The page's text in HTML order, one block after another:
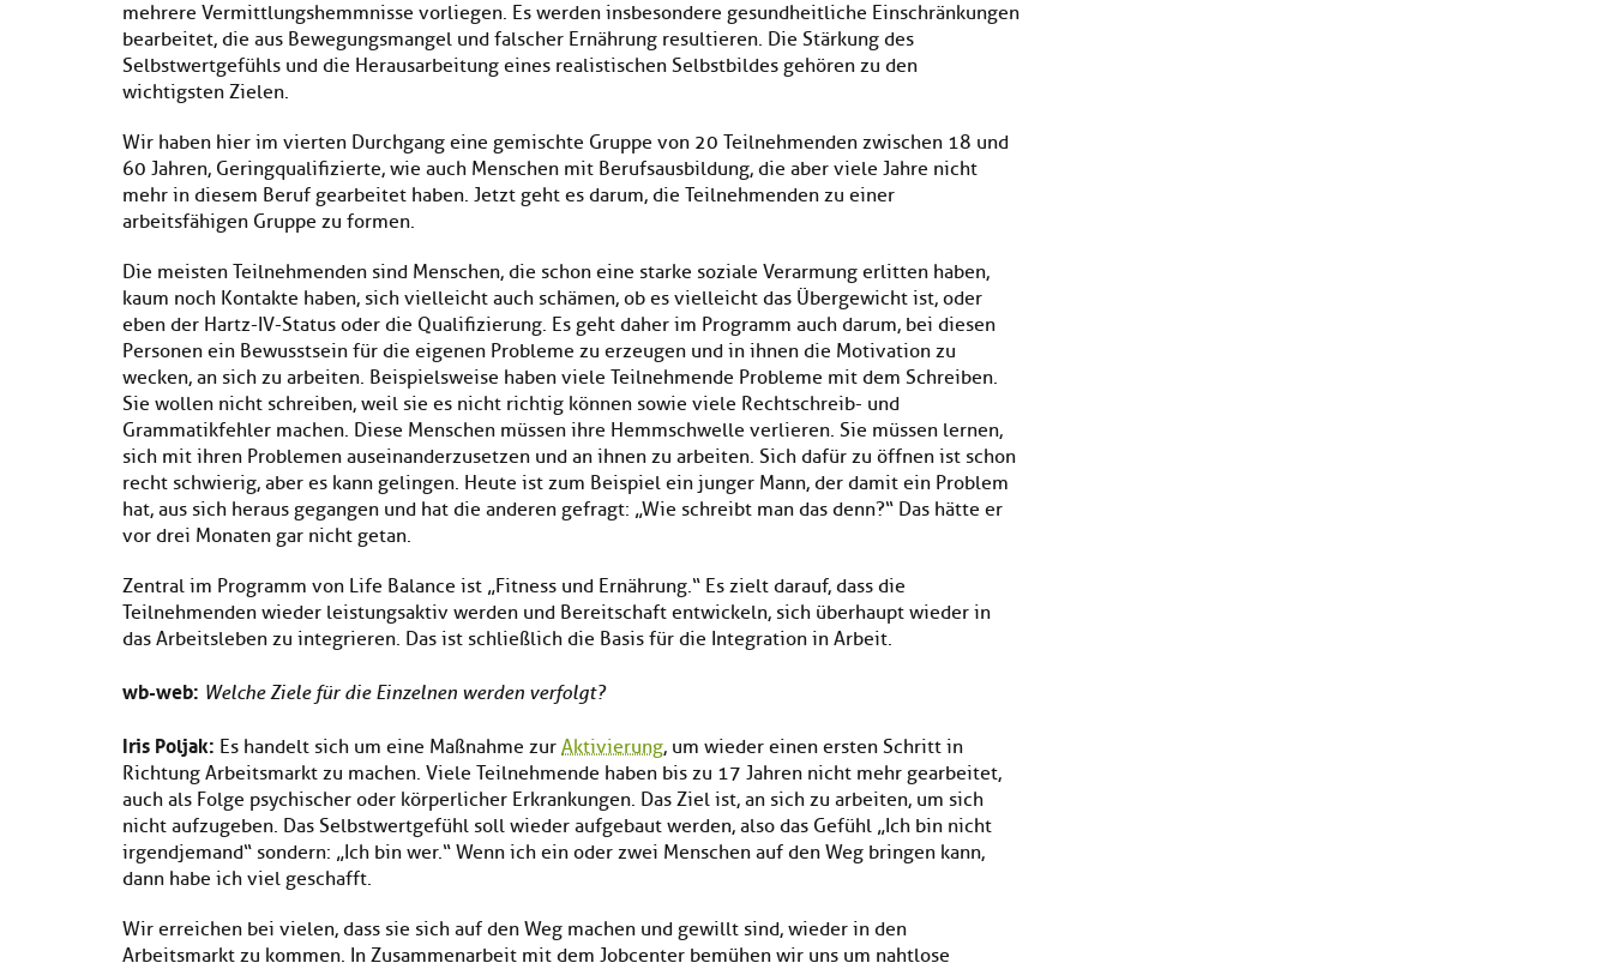
mehrere Vermittlungshemmnisse vorliegen. Es werden insbesondere gesundheitliche Einschränkungen
bearbeitet, die aus Bewegungsmangel und falscher Ernährung resultieren. Die Stärkung des
Selbstwertgefühls und die Herausarbeitung eines realistischen Selbstbildes gehören zu den
wichtigsten Zielen.
Wir haben hier im vierten Durchgang eine gemischte Gruppe von 20 Teilnehmenden zwischen 18 und
60 Jahren, Geringqualifizierte, wie auch Menschen mit Berufsausbildung, die aber viele Jahre nicht
mehr in diesem Beruf gearbeitet haben. Jetzt geht es darum, die Teilnehmenden zu einer
arbeitsfähigen Gruppe zu formen.
Die meisten Teilnehmenden sind Menschen, die schon eine starke soziale Verarmung erlitten haben,
kaum noch Kontakte haben, sich vielleicht auch schämen, ob es vielleicht das Übergewicht ist, oder
eben der Hartz-IV-Status oder die Qualifizierung. Es geht daher im Programm auch darum, bei diesen
Personen ein Bewusstsein für die eigenen Probleme zu erzeugen und in ihnen die Motivation zu
wecken, an sich zu arbeiten. Beispielsweise haben viele Teilnehmende Probleme mit dem Schreiben.
Sie wollen nicht schreiben, weil sie es nicht richtig können sowie viele Rechtschreib- und
Grammatikfehler machen. Diese Menschen müssen ihre Hemmschwelle verlieren. Sie müssen lernen,
sich mit ihren Problemen auseinanderzusetzen und an ihnen zu arbeiten. Sich dafür zu öffnen ist schon
recht schwierig, aber es kann gelingen. Heute ist zum Beispiel ein junger Mann, der damit ein Problem
hat, aus sich heraus gegangen und hat die anderen gefragt: „Wie schreibt man das denn?“ Das hätte er
vor drei Monaten gar nicht getan.
Zentral im Programm von Life Balance ist „Fitness und Ernährung.“ Es zielt darauf, dass die
Teilnehmenden wieder leistungsaktiv werden und Bereitschaft entwickeln, sich überhaupt wieder in
das Arbeitsleben zu integrieren. Das ist schließlich die Basis für die Integration in Arbeit.
wb-web: Welche Ziele für die Einzelnen werden verfolgt?
Iris Poljak: Es handelt sich um eine Maßnahme zur Aktivierung, um wieder einen ersten Schritt in
Richtung Arbeitsmarkt zu machen. Viele Teilnehmende haben bis zu 17 Jahren nicht mehr gearbeitet,
auch als Folge psychischer oder körperlicher Erkrankungen. Das Ziel ist, an sich zu arbeiten, um sich
nicht aufzugeben. Das Selbstwertgefühl soll wieder aufgebaut werden, also das Gefühl „Ich bin nicht
irgendjemand“ sondern: „Ich bin wer.“ Wenn ich ein oder zwei Menschen auf den Weg bringen kann,
dann habe ich viel geschafft.
Wir erreichen bei vielen, dass sie sich auf den Weg machen und gewillt sind, wieder in den
Arbeitsmarkt zu kommen. In Zusammenarbeit mit dem Jobcenter bemühen wir uns um nahtlose